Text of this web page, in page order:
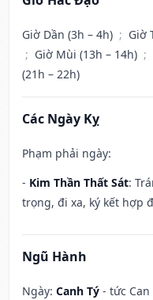
Giờ Dần (3h – 4h) ; Giờ
; Giờ Mùi (13h – 14h) ;
(21h – 22h)
Các Ngày Kỵ
Phạm phải ngày:
- Kim Thần Thất Sát:
trọng, đi xa, ký kết hợp
Ngũ Hành
Ngày: Canh Tý - tức